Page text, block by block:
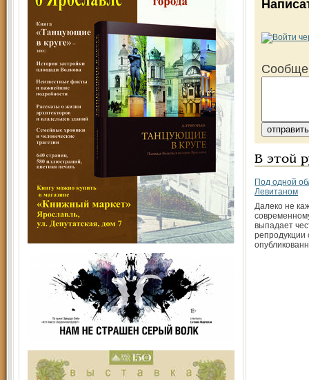
В этой
Под одной
Левитаном
Далеко не
выпадает
репродукции